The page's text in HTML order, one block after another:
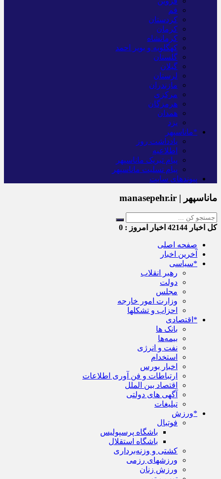
قم
کردستان
کرمان
کرمانشاه
کهگلویه و بویر احمد
گلستان
گیلان
لرستان
مازندران
مرکزی
هرمزگان
همدان
یزد
*ماناسپهر
یادداشت روز
اطلاعیه
پیام تبریک ماناسپهر
پیام تسلیت ماناسپهر
پیوندهای سایت
ماناسپهر | manasepehr.ir
کل اخبار اخبار امروز : 0
صفحه اصلی
آخرین اخبار
*سیاسی
رهبر انقلاب
دولت
مجلس
وزارت امور خارجه
احزاب و تشکلها
*اقتصادی
بانک ها
بیمه‌ها
نفت و انرژی
استخدام
اخبار بورس
ارتباطات و فن آوری اطلاعات
اقتصاد بین الملل
آگهی های دولتی
تبلیغات
*ورزش
فوتبال
باشگاه پرسپولیس
باشگاه استقلال
کشتی و وزنه‌برداری
ورزشهای رزمی
ورزش زنان